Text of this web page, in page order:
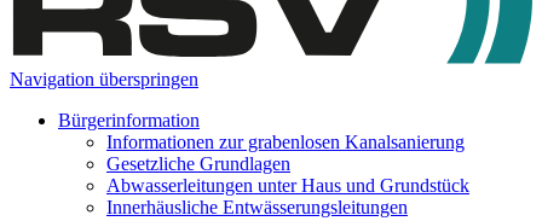
Navigation überspringen
Bürgerinformation
Informationen zur grabenlosen Kanalsanierung
Gesetzliche Grundlagen
Abwasserleitungen unter Haus und Grundstück
Innerhäusliche Entwässerungsleitungen